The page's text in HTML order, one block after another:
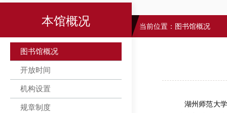
本馆概况
图书馆概况
开放时间
机构设置
规章制度
当前位置： 图书馆概况
湖州师范大学图